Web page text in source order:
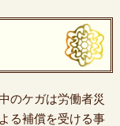
のケガは労働者災
る補償を受ける事